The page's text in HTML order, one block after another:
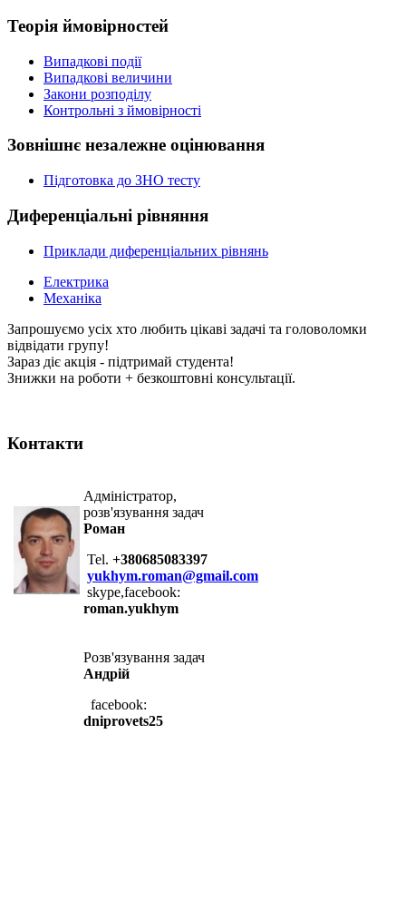
Теорія ймовірностей
Випадкові події
Випадкові величини
Закони розподілу
Контрольні з ймовірності
Зовнішнє незалежне оцінювання
Підготовка до ЗНО тесту
Диференціальні рівняння
Приклади диференціальних рівнянь
Електрика
Механіка
Запрошуємо усіх хто любить цікаві задачі та головоломки
відвідати групу!
Зараз діє акція - підтримай студента!
Знижки на роботи + безкоштовні консультації.
Контакти
Адміністратор,
розв'язування задач
Роман
Tel. +380685083397
yukhym.roman@gmail.com
skype,facebook:
roman.yukhym
Розв'язування задач
Андрій
facebook:
dniprovets25